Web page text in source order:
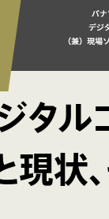
タル
現状